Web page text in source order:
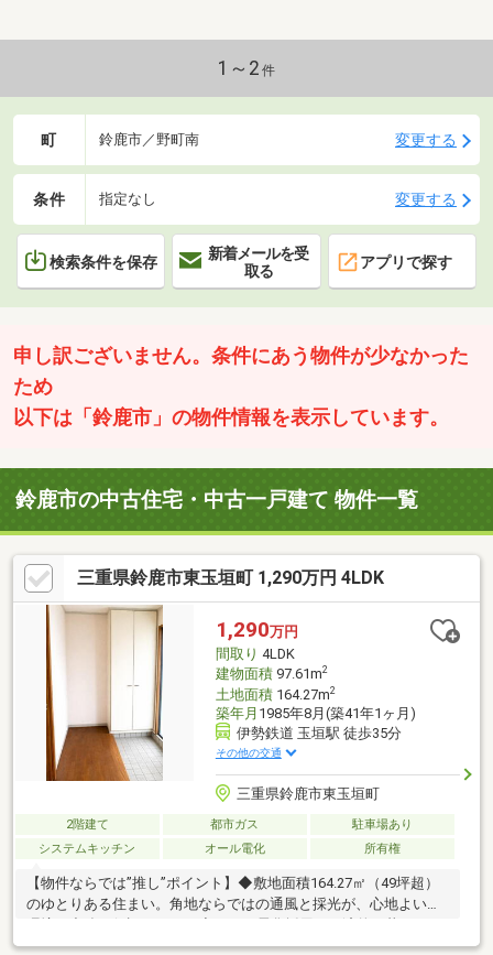
1～2 件
町 鈴鹿市／野町南 変更する
条件 指定なし 変更する
検索条件を保存
新着メールを受
取る
アプリで探す
申し訳ございません。条件にあう物件が少なかった
ため
以下は「鈴鹿市」の物件情報を表示しています。
鈴鹿市の中古住宅・中古一戸建て 物件一覧
三重県鈴鹿市東玉垣町 1,290万円 4LDK
1,290万円
間取り 4LDK
建物面積97.61m2
土地面積164.27m2
築年月 1985年8月(築41年1ヶ月)
伊勢鉄道 玉垣駅 徒歩35分
その他の交通
三重県鈴鹿市東玉垣町
2階建て 都市ガス
駐車場あり
システムキッチン
オール電化 所有権
【物件ならでは”推し”ポイント】◆敷地面積164.27㎡（49坪超）
のゆとりある住まい。角地ならではの通風と採光が、心地よい住
床下収納などの実用的なスペースが、住空間をすっきり保ちたい